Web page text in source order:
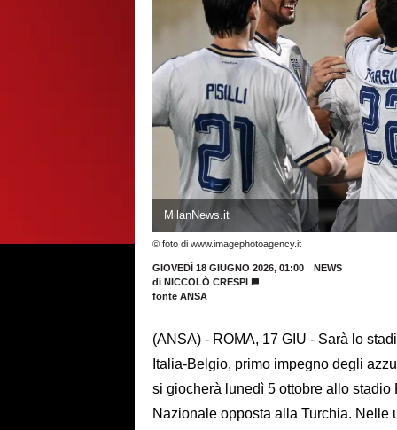
MilanNews.it
© foto di www.imagephotoagency.it
GIOVEDÌ 18 GIUGNO 2026, 01:00
NEWS
di NICCOLÒ CRESPI
fonte ANSA
(ANSA) - ROMA, 17 GIU - Sarà lo
Italia-Belgio, primo impegno degli
si giocherà lunedì 5 ottobre allo
Nazionale opposta alla Turchia. Nelle